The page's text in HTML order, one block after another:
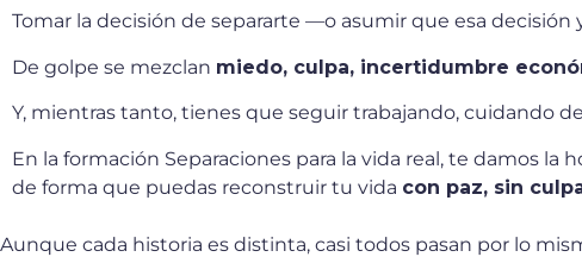
Tomar la decisión de separarte —o asumir que esa
De golpe se mezclan miedo, culpa, incertidumbre
Y, mientras tanto, tienes que seguir trabajando, cuidando
En la formación Separaciones para la vida real, te damos
de forma que puedas reconstruir tu vida con paz, sin
Aunque cada historia es distinta, casi todos pasan por lo